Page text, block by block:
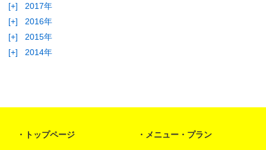
[+]
2017年
[+]
2016年
[+]
2015年
[+]
2014年
トップページ メニュー・プラン